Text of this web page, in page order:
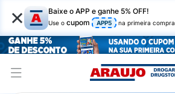
× Baixe o APP e ganhe 5% OFF!
Use o cupom APP5 na primeira compra